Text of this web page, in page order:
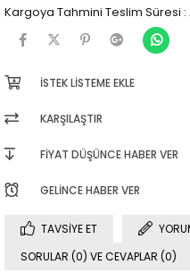
Kargoya Tahmini Teslim Süresi :
İSTEK LISTEME EKLE
KARŞILAŞTIR
FIYAT DÜŞÜNCE HABER VER
GELINCE HABER VER
TAVSIYE ET
SORULAR (0) VE CEVAPLAR (0)